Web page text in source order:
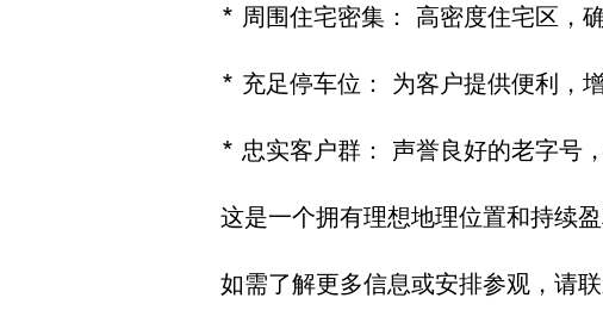
* 周围住宅密集： 高密度住宅区，
* 充足停车位： 为客户提供便利，增
* 忠实客户群： 声誉良好的老字号
这是一个拥有理想地理位置和持续
如需了解更多信息或安排参观，请